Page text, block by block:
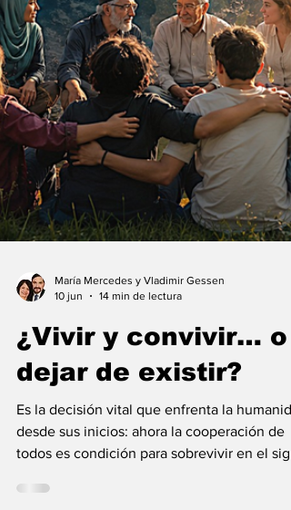
10 jun
14 min de lectura
¿Vivir y convivir… o